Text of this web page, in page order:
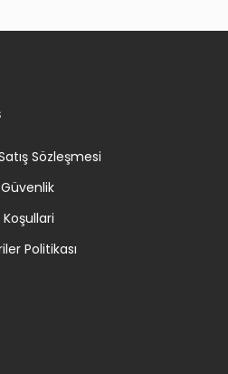
Sözleşmesi
Politikası